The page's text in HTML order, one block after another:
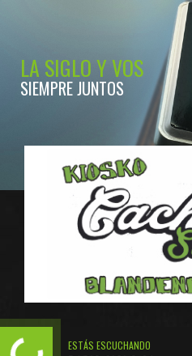
LA SIGLO Y VOS
SIEMPRE JUNTOS
ESTÁS ESCUCHANDO